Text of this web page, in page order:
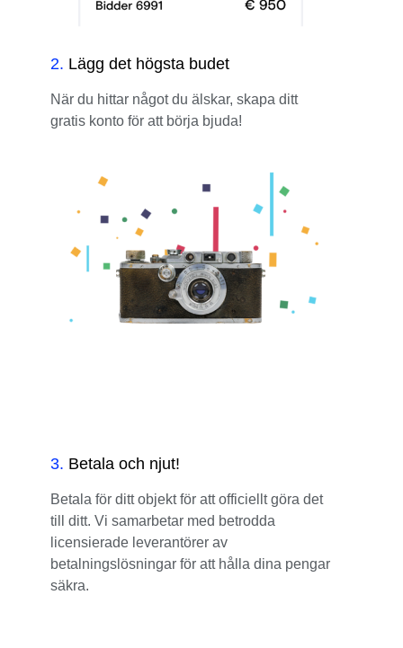
2. Lägg det högsta budet
När du hittar något du älskar, skapa ditt
gratis konto för att börja bjuda!
3. Betala och njut!
Betala för ditt objekt för att officiellt göra det
till ditt. Vi samarbetar med betrodda
licensierade leverantörer av
betalningslösningar för att hålla dina pengar
säkra.